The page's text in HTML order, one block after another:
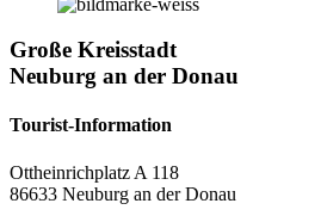
Große Kreisstadt
Neuburg an der Donau
Tourist-Information
Ottheinrichplatz A 118
86633 Neuburg an der Donau